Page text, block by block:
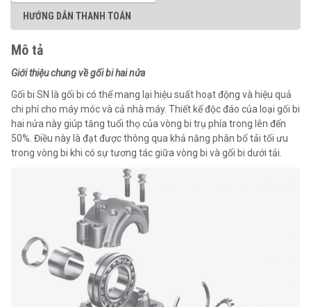
HƯỚNG DẪN THANH TOÁN
Mô tả
Giới thiệu chung về gối bi hai nửa
Gối bi SN là gối bi có thể mang lại hiệu suất hoạt động và hiệu quả
chi phí cho máy móc và cả nhà máy. Thiết kế độc đáo của loại gối bi
hai nửa này giúp tăng tuổi thọ của vòng bi trụ phía trong lên đến
50%. Điều này là đạt được thông qua khả năng phân bổ tải tối ưu
trong vòng bi khi có sự tương tác giữa vòng bi và gối bi dưới tải.